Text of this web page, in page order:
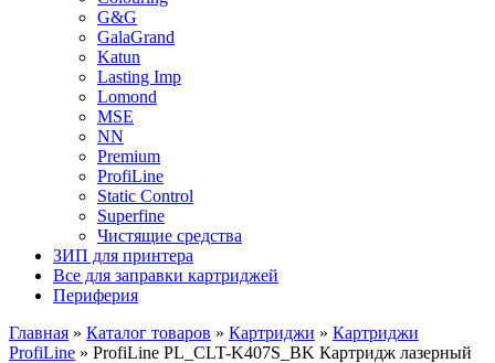
G&G
GalaGrand
Katun
Lasting Imp
Lomond
MSE
NN
Premium
ProfiLine
Static Control
Superfine
Чистящие средства
ЗИП для принтера
Все для заправки картриджей
Периферия
Главная » Каталог товаров » Картриджи » Картриджи
ProfiLine » ProfiLine PL_CLT-K407S_BK Картридж лазерный